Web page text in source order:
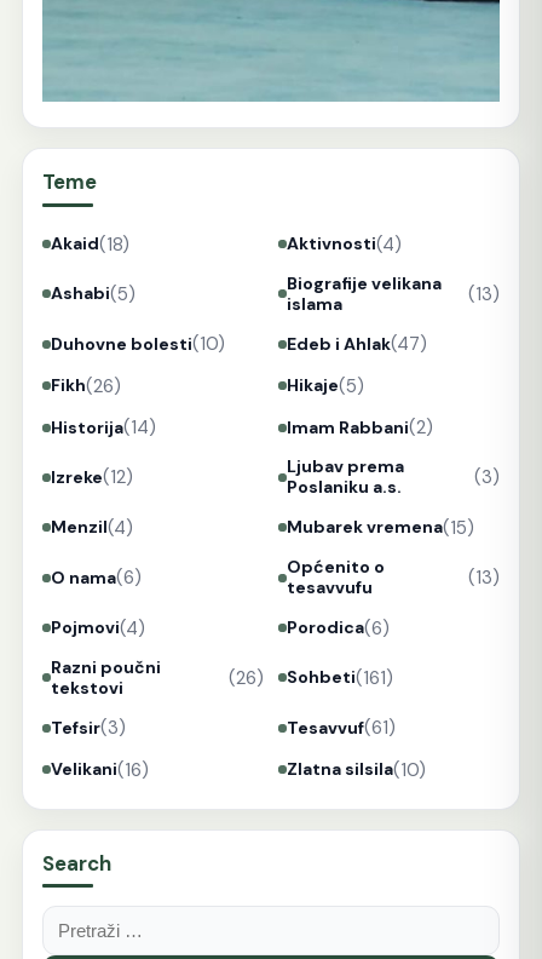
Teme
Akaid(18) Aktivnosti(4)
Ashabi(5)
Biografije velikana
islama
(13)
Duhovne bolesti(10) Edeb i Ahlak(47)
Fikh(26) Hikaje(5)
Historija(14) Imam Rabbani(2)
Izreke(12)
Ljubav prema
Poslaniku a.s.
(3)
Menzil(4) Mubarek vremena(15)
O nama(6)
Općenito o
tesavvufu
(13)
Pojmovi(4) Porodica(6)
Razni poučni
tekstovi
(26) Sohbeti(161)
Tefsir(3) Tesavvuf(61)
Velikani(16) Zlatna silsila(10)
Search
Pretraga: